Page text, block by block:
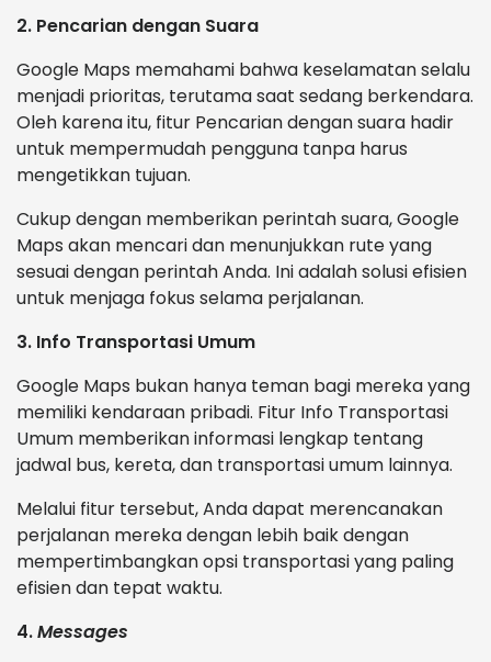
2. Pencarian dengan Suara
Google Maps memahami bahwa keselamatan selalu
menjadi prioritas, terutama saat sedang berkendara.
Oleh karena itu, fitur Pencarian dengan suara hadir
untuk mempermudah pengguna tanpa harus
mengetikkan tujuan.
Cukup dengan memberikan perintah suara, Google
Maps akan mencari dan menunjukkan rute yang
sesuai dengan perintah Anda. Ini adalah solusi efisien
untuk menjaga fokus selama perjalanan.
3. Info Transportasi Umum
Google Maps bukan hanya teman bagi mereka yang
memiliki kendaraan pribadi. Fitur Info Transportasi
Umum memberikan informasi lengkap tentang
jadwal bus, kereta, dan transportasi umum lainnya.
Melalui fitur tersebut, Anda dapat merencanakan
perjalanan mereka dengan lebih baik dengan
mempertimbangkan opsi transportasi yang paling
efisien dan tepat waktu.
4.Messages